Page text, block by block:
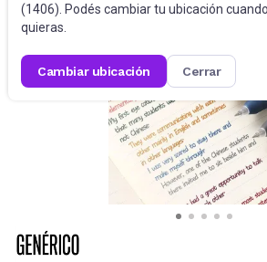
(1406). Podés cambiar tu ubicación cuando
quieras.
cambiar ubicación cerrar